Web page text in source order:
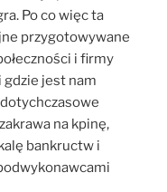
Po co więc ta
przygotowywane
i firmy
gdzie jest nam
na kpinę,
bankructw i